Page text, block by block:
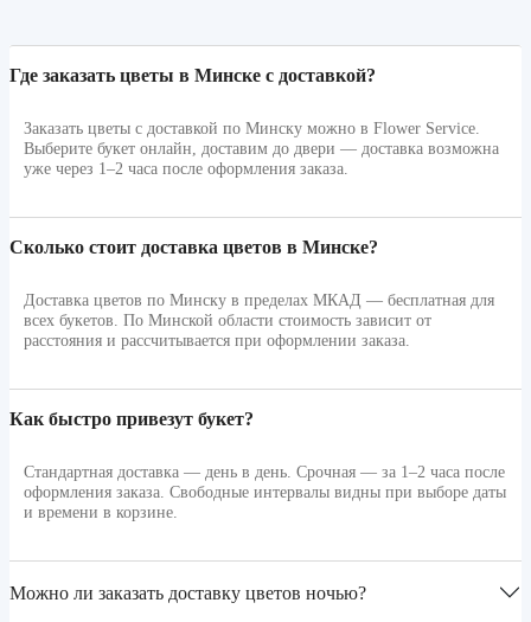
Где заказать цветы в Минске с доставкой?
Заказать цветы с доставкой по Минску можно в Flower Service.
Выберите букет онлайн, доставим до двери — доставка возможна
уже через 1–2 часа после оформления заказа.
Сколько стоит доставка цветов в Минске?
Доставка цветов по Минску в пределах МКАД — бесплатная для
всех букетов. По Минской области стоимость зависит от
расстояния и рассчитывается при оформлении заказа.
Как быстро привезут букет?
Стандартная доставка — день в день. Срочная — за 1–2 часа после
оформления заказа. Свободные интервалы видны при выборе даты
и времени в корзине.
Можно ли заказать доставку цветов ночью?